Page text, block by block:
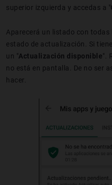
superior izquierda y accedas a "
Aparecerá un listado con todas
estado de actualización. Si
un "Actualización disponible".
no está en pantalla. De no ser
hacer.